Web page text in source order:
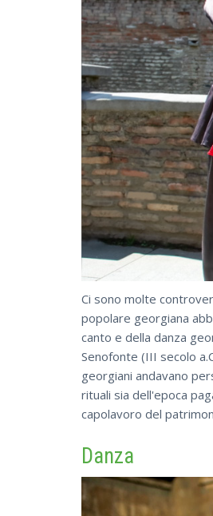
Ci sono molte
popolare georgiana
canto e della danza
Senofonte (III secolo
georgiani andavano
rituali sia dell'epoca
capolavoro del
Danza